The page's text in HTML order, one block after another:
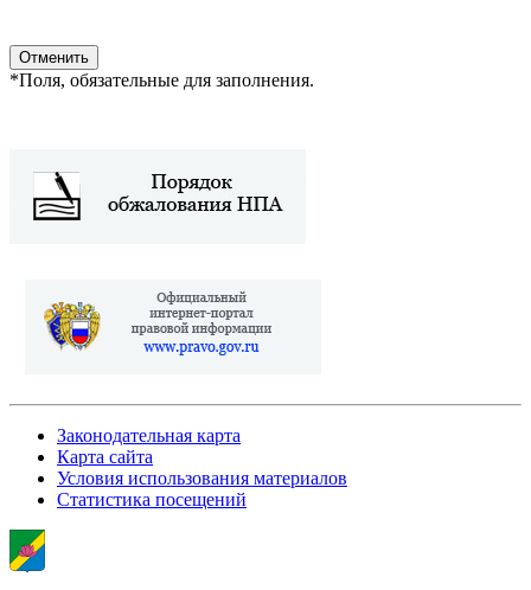
*Поля, обязательные для заполнения.
Законодательная карта
Карта сайта
Условия использования материалов
Статистика посещений